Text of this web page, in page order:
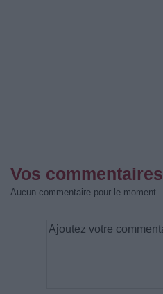
Vos commentaires
Aucun commentaire pour le moment